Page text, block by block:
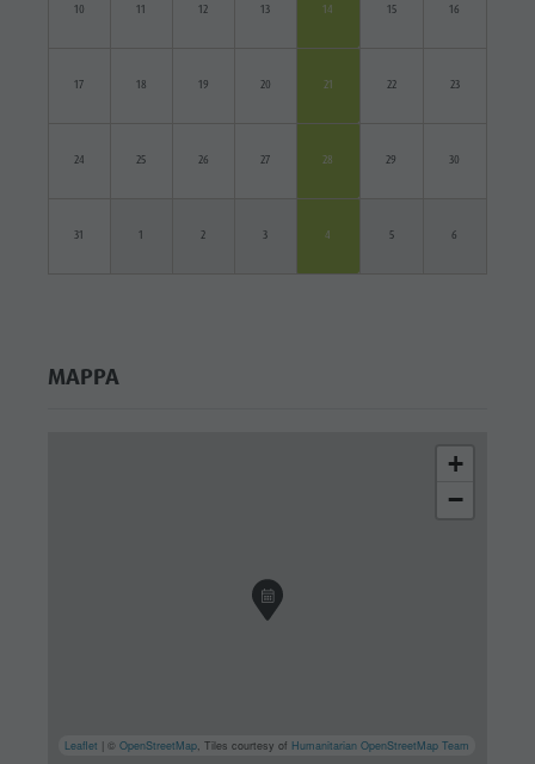
10 11 12 13 14 15 16
17 18 19 20 21 22 23
24 25 26 27 28 29 30
31 1 2 3 4 5 6
MAPPA
+
−
Leaflet | ©OpenStreetMap, Tiles courtesy of Humanitarian OpenStreetMap Team